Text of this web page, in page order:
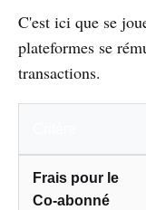
C'est ici que se
plateformes se
transactions.
Frais pour le
Co-abonné